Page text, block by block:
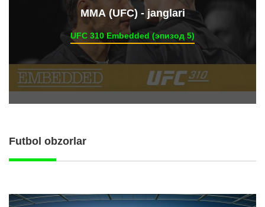
ММА (UFC) - janglari
UFC 310 Embedded (эпизод 5)
Futbol obzorlar